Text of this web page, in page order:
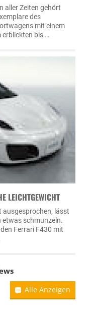
aller Zeiten gehört
des
mit einem
erblickten bis …
LEICHTGEWICHT
ausgesprochen, lässt
etwas schmunzeln.
Ferrari F430 mit
Alle Anzeigen